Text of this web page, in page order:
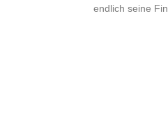
endlich seine